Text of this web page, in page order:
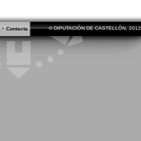
- Contacta © DIPUTACIÓN DE CASTELLÓN, 2012